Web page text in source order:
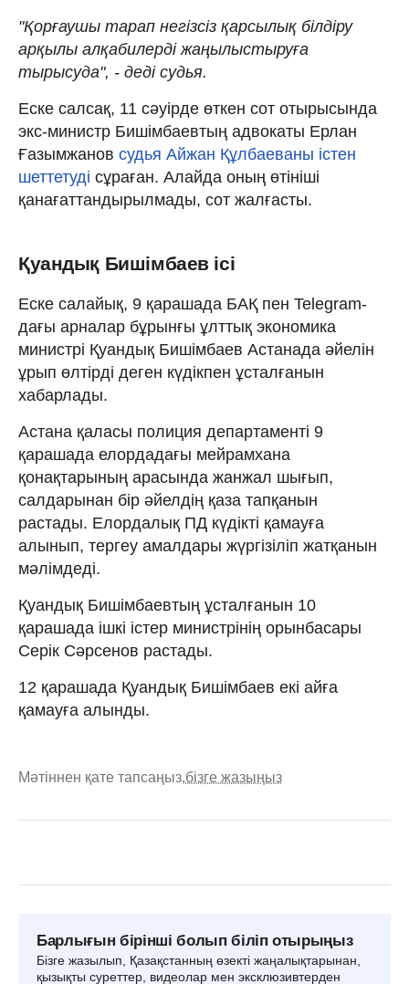
"Қорғаушы тарап негізсіз қарсылық білдіру
арқылы алқабилерді жаңылыстыруға
тырысуда", - деді судья.
Еске салсақ, 11 сәуірде өткен сот отырысында
экс-министр Бишімбаевтың адвокаты Ерлан
Ғазымжанов судья Айжан Құлбаеваны істен
шеттетуді сұраған. Алайда оның өтініші
қанағаттандырылмады, сот жалғасты.
Қуандық Бишімбаев ісі
Еске салайық, 9 қарашада БАҚ пен Telegram-
дағы арналар бұрынғы ұлттық экономика
министрі Қуандық Бишімбаев Астанада әйелін
ұрып өлтірді деген күдікпен ұсталғанын
хабарлады.
Астана қаласы полиция департаменті 9
қарашада елордадағы мейрамхана
қонақтарының арасында жанжал шығып,
салдарынан бір әйелдің қаза тапқанын
растады. Елордалық ПД күдікті қамауға
алынып, тергеу амалдары жүргізіліп жатқанын
мәлімдеді.
Қуандық Бишімбаевтың ұсталғанын 10
қарашада ішкі істер министрінің орынбасары
Серік Сәрсенов растады.
12 қарашада Қуандық Бишімбаев екі айға
қамауға алынды.
Мәтіннен қате тапсаңыз,бізге жазыңыз
Барлығын бірінші болып біліп отырыңыз
Бізге жазылып, Қазақстанның өзекті жаңалықтарынан,
қызықты суреттер, видеолар мен эксклюзивтерден